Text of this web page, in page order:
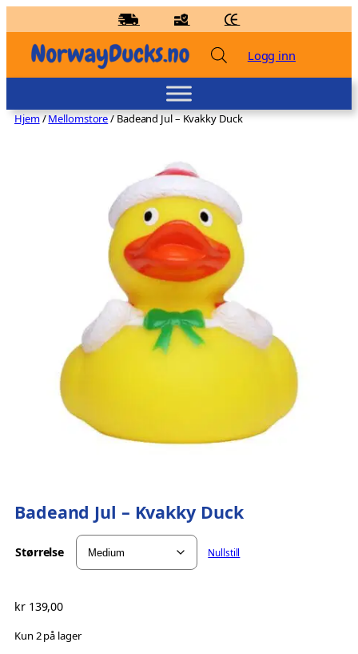
Badeand Gris – Lilalu
kr 83,00
til
innhold
Logg inn
Hjem/Mellomstore/ Badeand Jul – Kvakky Duck
Badeand Jul – Kvakky Duck
Størrelse Nullstill
kr139,00
Kun 2 på lager